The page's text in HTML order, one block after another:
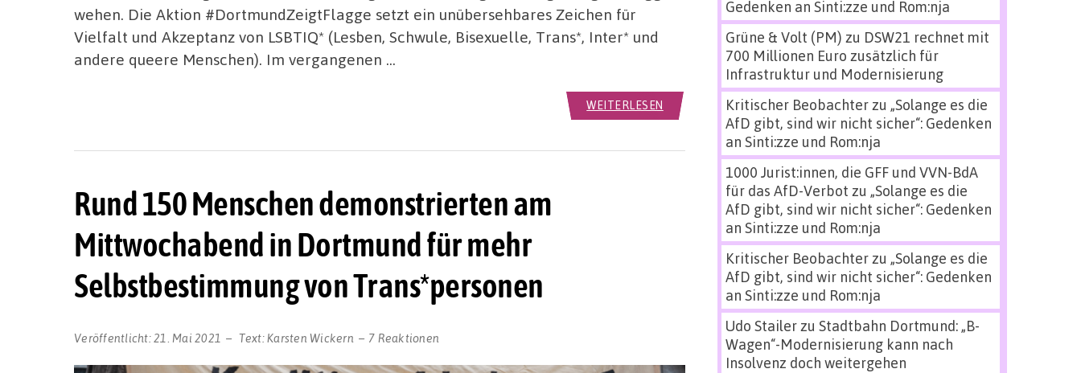
wehen. Die Aktion #DortmundZeigtFlagge setzt ein unübersehbares Zeichen für
Vielfalt und Akzeptanz von LSBTIQ* (Lesben, Schwule, Bisexuelle, Trans*, Inter* und
andere queere Menschen). Im vergangenen …
WEITERLESEN
Rund 150 Menschen demonstrierten am
Mittwochabend in Dortmund für mehr
Selbstbestimmung von Trans*personen
Veröffentlicht:21. Mai 2021 Text:Karsten Wickern 7 Reaktionen
Gedenken an Sinti:zze und Rom:nja
Grüne & Volt (PM) zu DSW21 rechnet mit
700 Millionen Euro zusätzlich für
Infrastruktur und Modernisierung
Kritischer Beobachterzu „Solange es die
AfD gibt, sind wir nicht sicher“: Gedenken
an Sinti:zze und Rom:nja
1000 Jurist:innen, die GFF und VVN-BdA
für das AfD-Verbot zu „Solange es die
AfD gibt, sind wir nicht sicher“: Gedenken
an Sinti:zze und Rom:nja
Kritischer Beobachterzu „Solange es die
AfD gibt, sind wir nicht sicher“: Gedenken
an Sinti:zze und Rom:nja
Udo Stailerzu Stadtbahn Dortmund: „B-
Wagen“-Modernisierung kann nach
Insolvenz doch weitergehen